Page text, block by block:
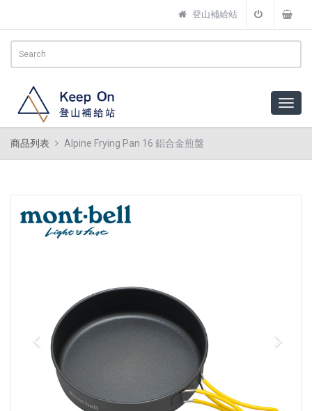
登山補給站
商品列表 Alpine Frying Pan 16 鋁合金煎盤